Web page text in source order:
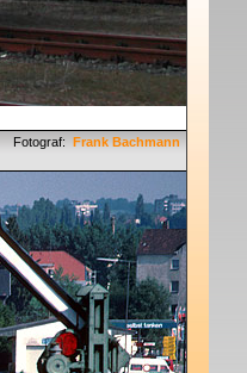
Fotograf: Frank Bachmann